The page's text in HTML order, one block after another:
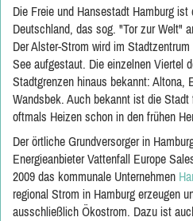
Die Freie und Hansestadt Hamburg
Deutschland, das sog. "Tor zur Welt"
Der Alster-Strom wird im
See aufgestaut. Die einzelnen Viertel
Stadtgrenzen hinaus bekannt: Altona,
Wandsbek. Auch bekannt ist die
oftmals Heizen schon in den frühen
Der örtliche Grundversorger in
Energieanbieter Vattenfall Europe
2009 das kommunale Unternehmen
regional Strom in Hamburg erzeugen
ausschließlich Ökostrom. Dazu ist